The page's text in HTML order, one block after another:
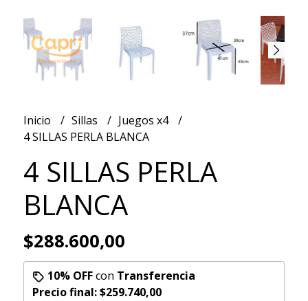
Inicio Sillas
Juegos x4
4 SILLAS PERLA BLANCA
4 SILLAS PERLA
BLANCA
$288.600,00
10% OFFcon Transferencia
Precio final:$259.740,00